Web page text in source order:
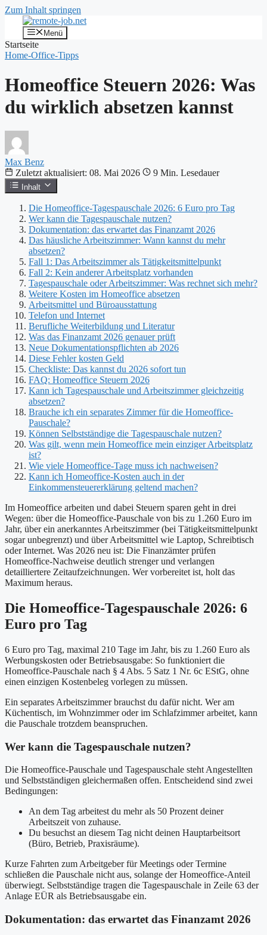
Zum Inhalt springen
Menü
Startseite
Home-Office-Tipps
Homeoffice Steuern 2026: Was
du wirklich absetzen kannst
Max Benz
Zuletzt aktualisiert: 08. Mai 2026
9 Min. Lesedauer
Inhalt
Die Homeoffice-Tagespauschale 2026: 6 Euro pro Tag
Wer kann die Tagespauschale nutzen?
Dokumentation: das erwartet das Finanzamt 2026
Das häusliche Arbeitszimmer: Wann kannst du mehr
absetzen?
Fall 1: Das Arbeitszimmer als Tätigkeitsmittelpunkt
Fall 2: Kein anderer Arbeitsplatz vorhanden
Tagespauschale oder Arbeitszimmer: Was rechnet sich mehr?
Weitere Kosten im Homeoffice absetzen
Arbeitsmittel und Büroausstattung
Telefon und Internet
Berufliche Weiterbildung und Literatur
Was das Finanzamt 2026 genauer prüft
Neue Dokumentationspflichten ab 2026
Diese Fehler kosten Geld
Checkliste: Das kannst du 2026 sofort tun
FAQ: Homeoffice Steuern 2026
Kann ich Tagespauschale und Arbeitszimmer gleichzeitig
absetzen?
Brauche ich ein separates Zimmer für die Homeoffice-
Pauschale?
Können Selbstständige die Tagespauschale nutzen?
Was gilt, wenn mein Homeoffice mein einziger Arbeitsplatz
ist?
Wie viele Homeoffice-Tage muss ich nachweisen?
Kann ich Homeoffice-Kosten auch in der
Einkommensteuererklärung geltend machen?
Im Homeoffice arbeiten und dabei Steuern sparen geht in drei
Wegen: über die Homeoffice-Pauschale von bis zu 1.260 Euro im
Jahr, über ein anerkanntes Arbeitszimmer (bei Tätigkeitsmittelpunkt
sogar unbegrenzt) und über Arbeitsmittel wie Laptop, Schreibtisch
oder Internet. Was 2026 neu ist: Die Finanzämter prüfen
Homeoffice-Nachweise deutlich strenger und verlangen
detailliertere Zeitaufzeichnungen. Wer vorbereitet ist, holt das
Maximum heraus.
Die Homeoffice-Tagespauschale 2026: 6
Euro pro Tag
6 Euro pro Tag, maximal 210 Tage im Jahr, bis zu 1.260 Euro als
Werbungskosten oder Betriebsausgabe: So funktioniert die
Homeoffice-Pauschale nach § 4 Abs. 5 Satz 1 Nr. 6c EStG, ohne
einen einzigen Kostenbeleg vorlegen zu müssen.
Ein separates Arbeitszimmer brauchst du dafür nicht. Wer am
Küchentisch, im Wohnzimmer oder im Schlafzimmer arbeitet, kann
die Pauschale trotzdem beanspruchen.
Wer kann die Tagespauschale nutzen?
Die Homeoffice-Pauschale und Tagespauschale steht Angestellten
und Selbstständigen gleichermaßen offen. Entscheidend sind zwei
Bedingungen:
An dem Tag arbeitest du mehr als 50 Prozent deiner
Arbeitszeit von zuhause.
Du besuchst an diesem Tag nicht deinen Hauptarbeitsort
(Büro, Betrieb, Praxisräume).
Kurze Fahrten zum Arbeitgeber für Meetings oder Termine
schließen die Pauschale nicht aus, solange der Homeoffice-Anteil
überwiegt. Selbstständige tragen die Tagespauschale in Zeile 63 der
Anlage EÜR als Betriebsausgabe ein.
Dokumentation: das erwartet das Finanzamt 2026